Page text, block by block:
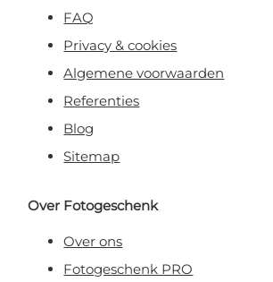
FAQ
Privacy & cookies
Algemene voorwaarden
Referenties
Blog
Sitemap
Over Fotogeschenk
Over ons
Fotogeschenk PRO